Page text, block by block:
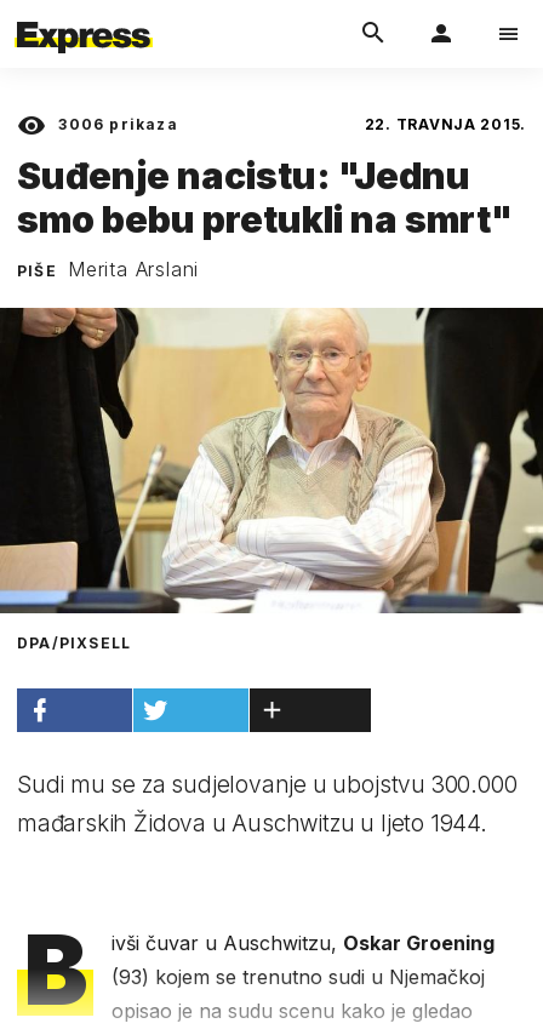
3006 prikaza 22. TRAVNJA 2015.
Suđenje nacistu: "Jednu
smo bebu pretukli na smrt"
PIŠE Merita Arslani
DPA/PIXSELL
Sudi mu se za sudjelovanje u ubojstvu 300.000
mađarskih Židova u Auschwitzu u ljeto 1944.
B ivši čuvar u Auschwitzu, Oskar Groening
(93) kojem se trenutno sudi u Njemačkoj
opisao je na sudu scenu kako je gledao